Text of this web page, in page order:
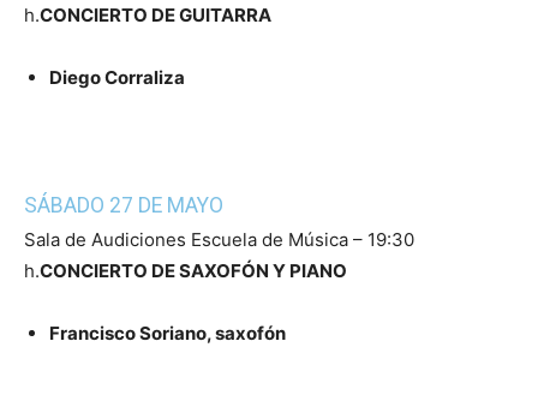
h.CONCIERTO DE GUITARRA
Diego Corraliza
SÁBADO 27 DE MAYO
Sala de Audiciones Escuela de Música – 19:30
h.CONCIERTO DE SAXOFÓN Y PIANO
Francisco Soriano, saxofón